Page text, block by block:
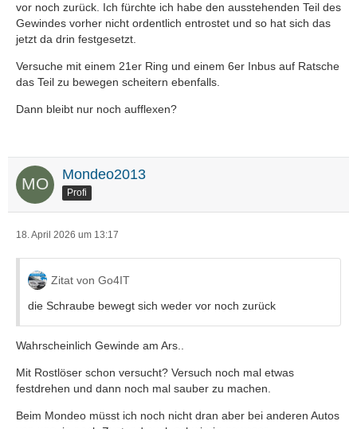
vor noch zurück. Ich fürchte ich habe den ausstehenden Teil des
Gewindes vorher nicht ordentlich entrostet und so hat sich das
jetzt da drin festgesetzt.
Versuche mit einem 21er Ring und einem 6er Inbus auf Ratsche
das Teil zu bewegen scheitern ebenfalls.
Dann bleibt nur noch aufflexen?
Mondeo2013
Profi
18. April 2026 um 13:17
Zitat von Go4IT
die Schraube bewegt sich weder vor noch zurück
Wahrscheinlich Gewinde am Ars..
Mit Rostlöser schon versucht? Versuch noch mal etwas
festdrehen und dann noch mal sauber zu machen.
Beim Mondeo müsst ich noch nicht dran aber bei anderen Autos